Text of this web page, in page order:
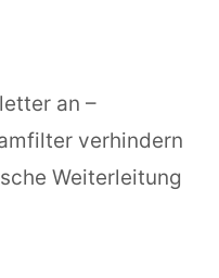
an –
verhindern
Weiterleitung